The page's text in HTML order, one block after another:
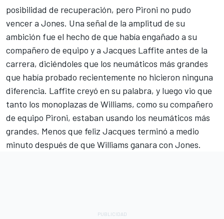
posibilidad de recuperación, pero Pironi no pudo
vencer a Jones. Una señal de la amplitud de su
ambición fue el hecho de que había engañado a su
compañero de equipo y a Jacques Laffite antes de la
carrera, diciéndoles que los neumáticos más grandes
que había probado recientemente no hicieron ninguna
diferencia. Laffite creyó en su palabra, y luego vio que
tanto los monoplazas de Williams, como su compañero
de equipo Pironi, estaban usando los neumáticos más
grandes. Menos que feliz Jacques terminó a medio
minuto después de que Williams ganara con Jones.